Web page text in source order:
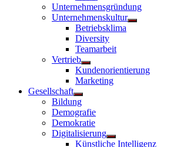
Unternehmensgründung
Unternehmenskultur
Untermenü
Betriebsklima
Diversity
Teamarbeit
Vertrieb
Untermenü
anzeigen
Kundenorientierung
Marketing
Gesellschaft
Untermenü
anzeigen
Bildung
Demografie
Demokratie
Digitalisierung
Untermenü
Künstliche Intelligenz